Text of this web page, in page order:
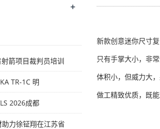
新款创意迷你尺寸
只有手掌大小，非
体积小，但威力大
做工精致优质，既
+
箭项目裁判员培训
TR-1C 明
2026成都
力徐钲翔在江苏省